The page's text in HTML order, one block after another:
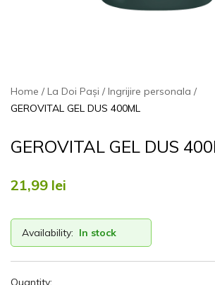
Home La Doi Pași
Ingrijire personala
GEROVITAL GEL DUS 400ML
GEROVITAL GEL DUS
21,99 lei
Availability: In stock
Quantity: